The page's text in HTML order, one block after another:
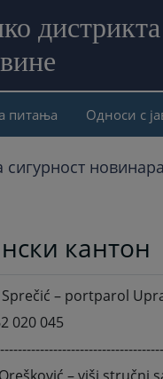
дистрикта
питања Односи с
сигурност
кантон
– portparol
020 045